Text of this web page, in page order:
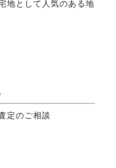
地として人気のある地
定のご相談